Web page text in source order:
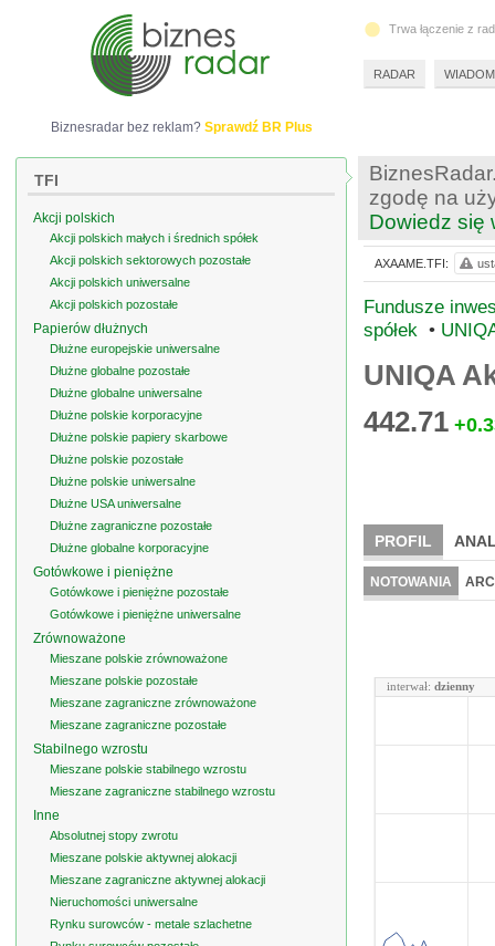
zgodę na
Dowiedz się
Fundusze
spółek •
UNIQA
442.71
PROFIL
NOTOWANIA
interwał: dzienny
AXAAME.TFI:
Biznesradar bez reklam? Sprawdź BR Plus
TFI
Akcji polskich
Akcji polskich małych i średnich spółek
Akcji polskich sektorowych pozostałe
Akcji polskich uniwersalne
Akcji polskich pozostałe
Papierów dłużnych
Dłużne europejskie uniwersalne
Dłużne globalne pozostałe
Dłużne globalne uniwersalne
Dłużne polskie korporacyjne
Dłużne polskie papiery skarbowe
Dłużne polskie pozostałe
Dłużne polskie uniwersalne
Dłużne USA uniwersalne
Dłużne zagraniczne pozostałe
Dłużne globalne korporacyjne
Gotówkowe i pieniężne
Gotówkowe i pieniężne pozostałe
Gotówkowe i pieniężne uniwersalne
Zrównoważone
Mieszane polskie zrównoważone
Mieszane polskie pozostałe
Mieszane zagraniczne zrównoważone
Mieszane zagraniczne pozostałe
Stabilnego wzrostu
Mieszane polskie stabilnego wzrostu
Mieszane zagraniczne stabilnego wzrostu
Inne
Absolutnej stopy zwrotu
Mieszane polskie aktywnej alokacji
Mieszane zagraniczne aktywnej alokacji
Nieruchomości uniwersalne
Rynku surowców - metale szlachetne
Trwa łączenie z
RADAR